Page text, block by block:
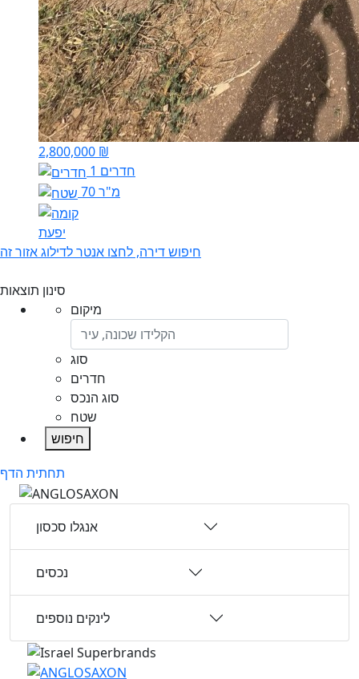
2,800,000 ₪
1 חדרים
70 מ"ר
יפעת
חיפוש דירה, לחצו אנטר לדילוג אזור זה
סינון תוצאות
מיקום
סוג
חדרים
סוג הנכס
שטח
חיפוש
תחתית הדף
אנגלו סכסון
נכסים
לינקים נוספים